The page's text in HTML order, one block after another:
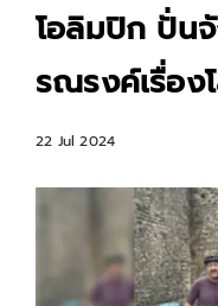
โอลิมปิก ปั่น
รณรงค์เรื่อง
22 Jul 2024